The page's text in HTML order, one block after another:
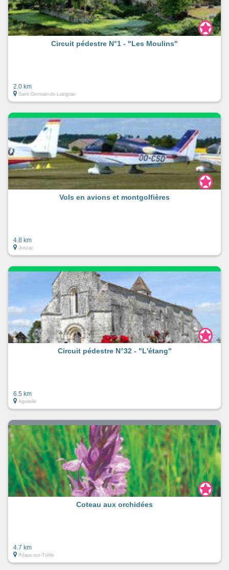
Circuit pédestre N°1 - "Les Moulins"
2.0 km
Saint-Germain-de-Lusignan
Vols en avions et montgolfières
4.8 km
Jonzac
Circuit pédestre N°32 - "L'étang"
6.5 km
Agudelle
Coteau aux orchidées
4.7 km
Réaux-sur-Trèfle